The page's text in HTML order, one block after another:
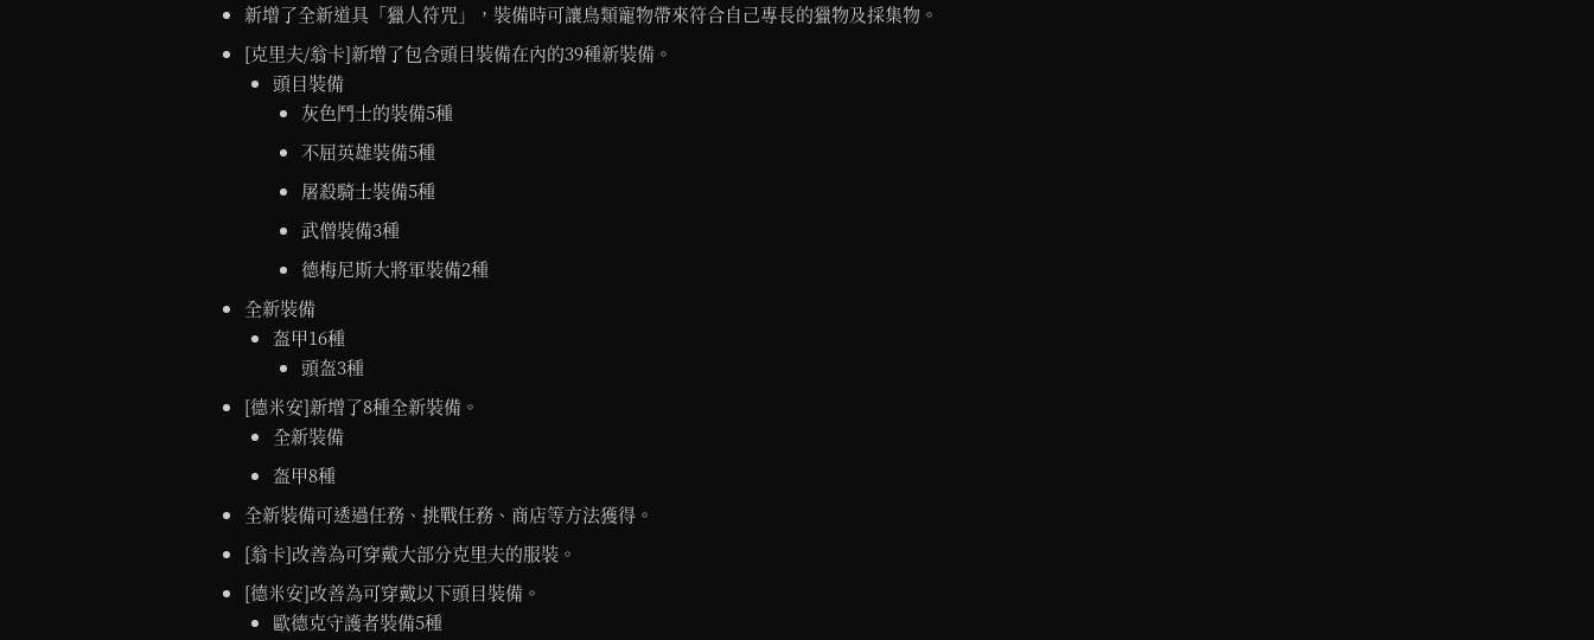
新增了全新道具「獵人符咒」，裝備時可讓鳥類寵物帶來符合自己專長的獵物及採集物。
[克里夫/翁卡]新增了包含頭目裝備在內的39種新裝備。
頭目裝備
灰色鬥士的裝備5種
不屈英雄裝備5種
屠殺騎士裝備5種
武僧裝備3種
德梅尼斯大將軍裝備2種
全新裝備
盔甲16種
頭盔3種
[德米安]新增了8種全新裝備。
全新裝備
盔甲8種
全新裝備可透過任務、挑戰任務、商店等方法獲得。
[翁卡]改善為可穿戴大部分克里夫的服裝。
[德米安]改善為可穿戴以下頭目裝備。
歐德克守護者裝備5種